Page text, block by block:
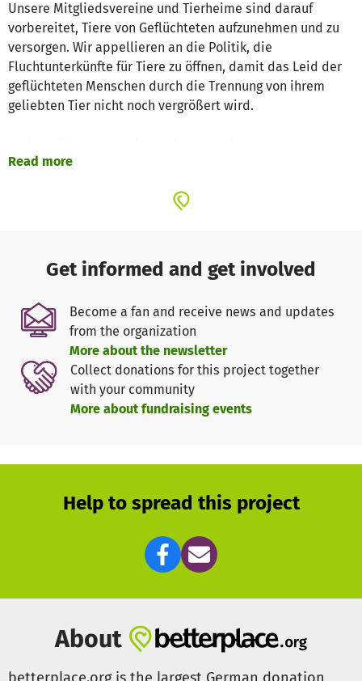
Unsere Mitgliedsvereine und Tierheime sind darauf
vorbereitet, Tiere von Geflüchteten aufzunehmen und zu
versorgen. Wir appellieren an die Politik, die
Fluchtunterkünfte für Tiere zu öffnen, damit das Leid der
geflüchteten Menschen durch die Trennung von ihrem
geliebten Tier nicht noch vergrößert wird.
helfen. Um die Not vor Ort, im Land und an den Grenzen,
Futterspenden, Medikamenten oder tierärztlicher
Bitte helft uns mit Euren Spenden. Gemeinsam mit Euch
können wir den Tieren auf der Flucht und den
Straßenhunden und streunenden Katzen in der Ukraine
helfen.
Read more
Get informed and get involved
Become a fan and receive news and updates
from the organization
More about the newsletter
Collect donations for this project together
with your community
More about fundraising events
Help to spread this project
About